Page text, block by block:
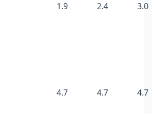
1.9 2.4 3.0
4.7 4.7 4.7